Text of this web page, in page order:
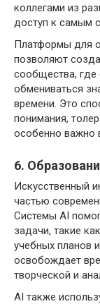
коллегами из
доступ к самым
Платформы для
позволяют
сообщества, где
обмениваться
времени. Это
понимания,
особенно важно
6.
Искусственный
частью
Системы AI
задачи, такие
учебных планов
освобождает
творческой и
AI также